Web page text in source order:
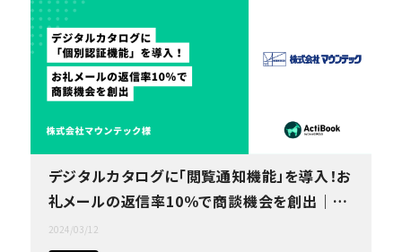
デジタルカタログに「閲覧通知機能」を導入！お
礼メールの返信率10％で商談機会を創出｜株
式会社マウンテック
2024/03/12